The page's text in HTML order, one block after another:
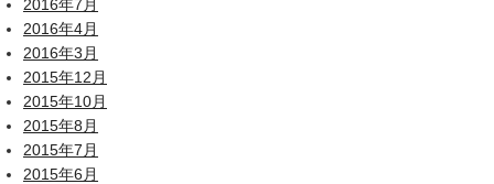
2016年7月
2016年4月
2016年3月
2015年12月
2015年10月
2015年8月
2015年7月
2015年6月